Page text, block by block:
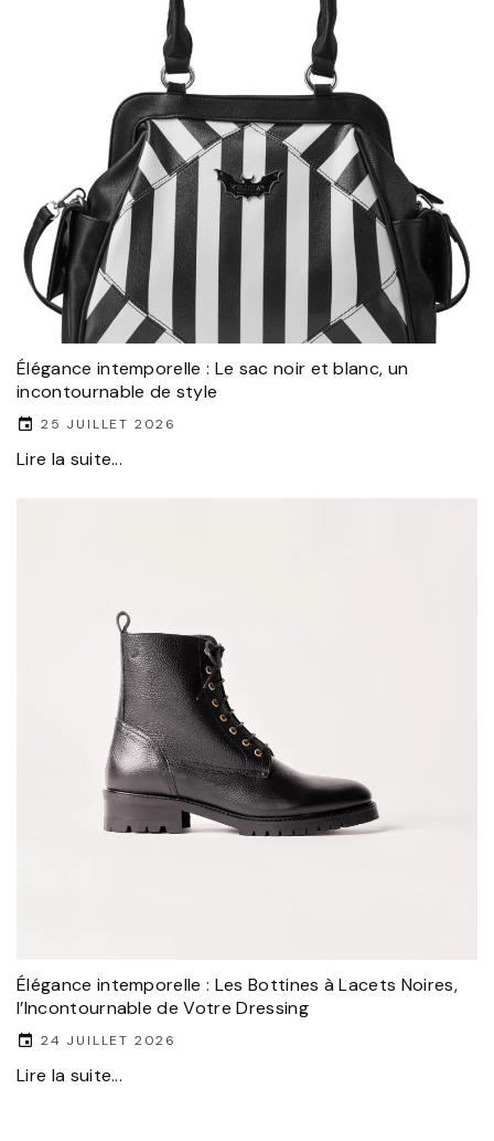
Élégance intemporelle : Le sac noir et blanc, un
incontournable de style
25 JUILLET 2026
Lire la suite...
Élégance intemporelle : Les Bottines à Lacets Noires,
l’Incontournable de Votre Dressing
24 JUILLET 2026
Lire la suite...